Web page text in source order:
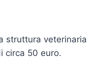
struttura veterinaria
circa 50 euro.